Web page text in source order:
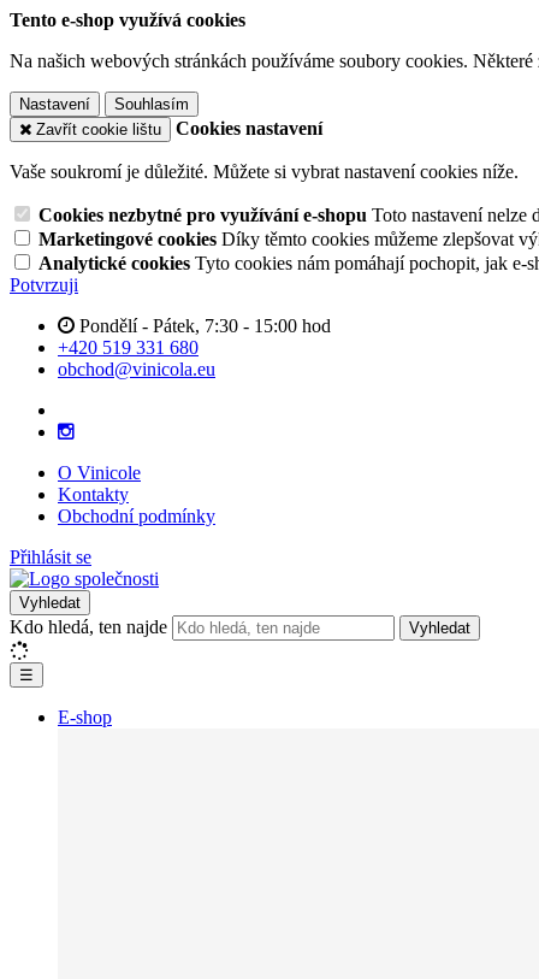
Tento e-shop využívá cookies
Na našich webových stránkách používáme soubory cookies.
Nastavení
Souhlasím
Zavřít cookie lištu
Cookies nastavení
Vaše soukromí je důležité. Můžete si vybrat nastavení cookies níže.
Cookies nezbytné pro využívání e-shopu Toto nastavení nelze
Marketingové cookies Díky těmto cookies můžeme zlepšovat
Analytické cookies Tyto cookies nám pomáhají pochopit, jak e-
Potvrzuji
Pondělí - Pátek, 7:30 - 15:00 hod
+420 519 331 680
obchod@vinicola.eu
O Vinicole
Kontakty
Obchodní podmínky
Přihlásit se
Vyhledat
Kdo hledá, ten najde Vyhledat
☰
E-shop